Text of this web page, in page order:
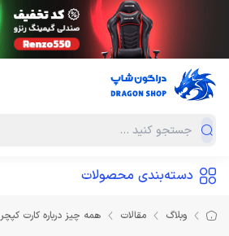
دسته‌بندی محصولات
وبلاگ مقالات همه چیز درباره کارت کپچر